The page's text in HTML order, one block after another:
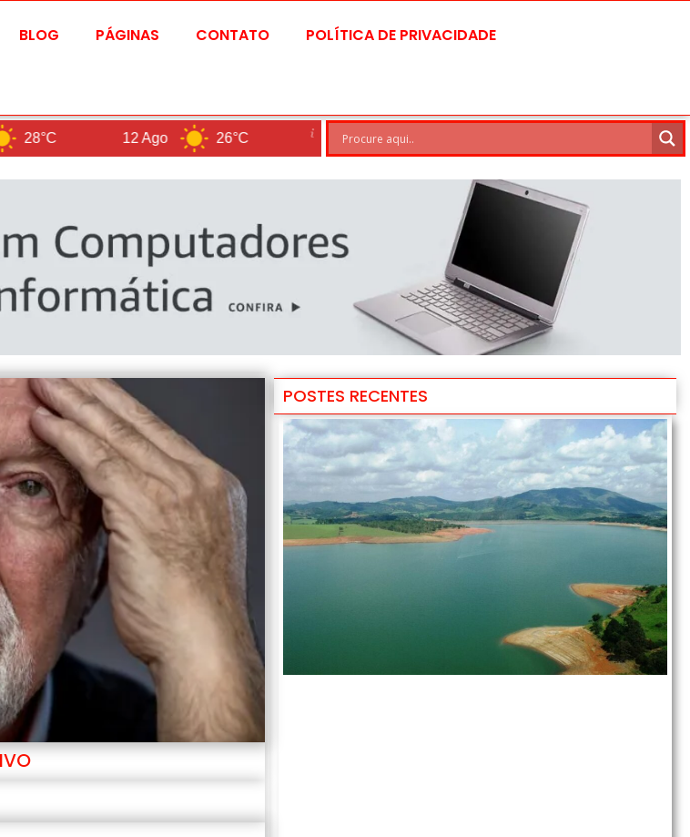
BLOG PÁGINAS CONTATO POLÍTICA DE PRIVACIDADE
26°C Brasilia 7 Ago
POSTES RECENTES